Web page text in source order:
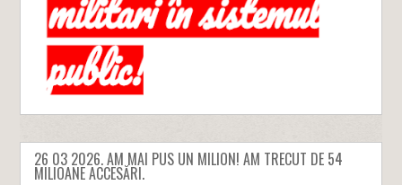
26 03 2026. AM MAI PUS UN MILION! AM TRECUT DE 54
MILIOANE ACCESĂRI.